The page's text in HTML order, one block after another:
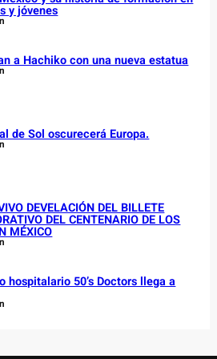
y jóvenes
a Hachiko con una nueva estatua
de Sol oscurecerá Europa.
DEVELACIÓN DEL BILLETE
DEL CENTENARIO DE LOS
MÉXICO
hospitalario 50’s Doctors llega a